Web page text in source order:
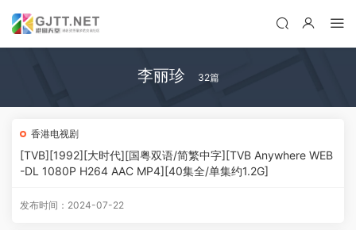
李丽珍 32篇
香港电视剧
[TVB][1992][大时代][国粤双语/简繁中字][TVB Anywhere WEB
-DL 1080P H264 AAC MP4][40集全/单集约1.2G]
发布时间：2024-07-22